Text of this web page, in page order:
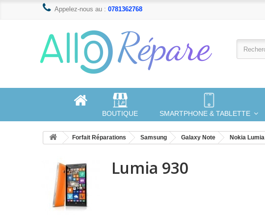
Appelez-nous au : 0781362768
BOUTIQUE SMARTPHONE & TABLETTE
Forfait Réparations Samsung Galaxy Note Nokia Lumia
Lumia 930